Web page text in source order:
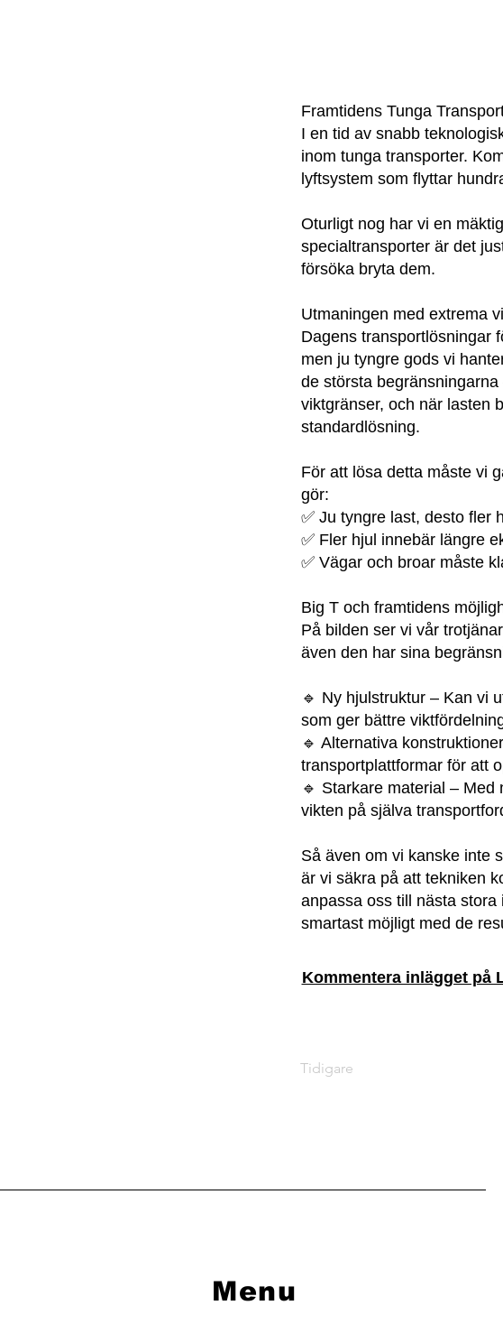
Framtidens Tunga
I en tid av snabb
inom tunga transporter.
lyftsystem som flyttar
Oturligt nog har vi en
specialtransporter är det
försöka bryta dem.
Utmaningen med extrema
Dagens transportlösningar
men ju tyngre gods vi
de största
viktgränser, och när lasten
standardlösning.
För att lösa detta måste vi
gör:
✅ Ju tyngre last, desto fler
✅ Fler hjul innebär längre
✅ Vägar och broar måste
Big T och framtidens
På bilden ser vi vår
även den har sina
🔹 Ny hjulstruktur – Kan vi
som ger bättre
🔹 Alternativa
transportplattformar för att
🔹 Starkare material –
vikten på själva
Så även om vi kanske inte
är vi säkra på att tekniken
anpassa oss till nästa
smartast möjligt med de
Kommentera inlägget på
Tidigare
Menu